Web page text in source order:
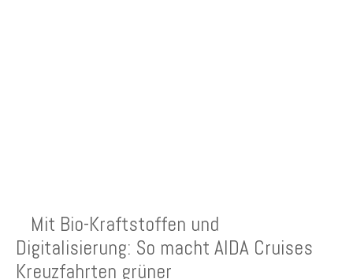
Mit Bio-Kraftstoffen und
Digitalisierung: So macht AIDA Cruises
Kreuzfahrten grüner